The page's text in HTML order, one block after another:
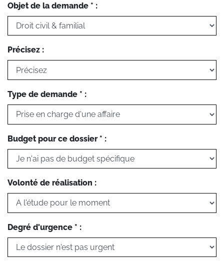
Objet de la demande * :
Précisez :
Type de demande * :
Budget pour ce dossier * :
Volonté de réalisation :
Degré d'urgence * :